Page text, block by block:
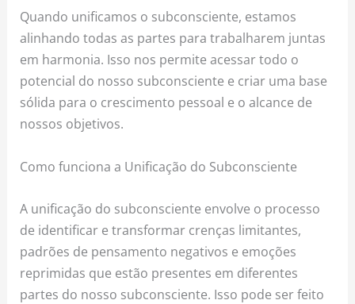
Quando unificamos o subconsciente, estamos
alinhando todas as partes para trabalharem juntas
em harmonia. Isso nos permite acessar todo o
potencial do nosso subconsciente e criar uma base
sólida para o crescimento pessoal e o alcance de
nossos objetivos.
Como funciona a Unificação do Subconsciente
A unificação do subconsciente envolve o processo
de identificar e transformar crenças limitantes,
padrões de pensamento negativos e emoções
reprimidas que estão presentes em diferentes
partes do nosso subconsciente. Isso pode ser feito